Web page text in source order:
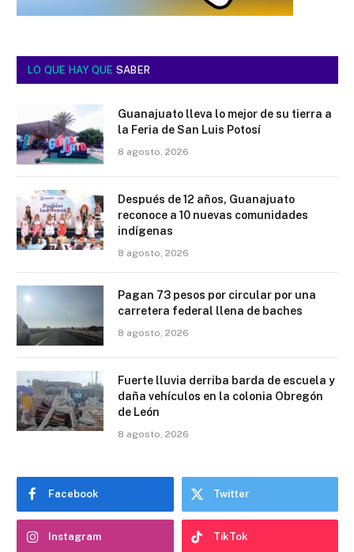
LO QUE HAY QUE SABER
Guanajuato lleva lo mejor de su tierra a
la Feria de San Luis Potosí
8 agosto, 2026
Después de 12 años, Guanajuato
reconoce a 10 nuevas comunidades
indígenas
8 agosto, 2026
Pagan 73 pesos por circular por una
carretera federal llena de baches
8 agosto, 2026
Fuerte lluvia derriba barda de escuela y
daña vehículos en la colonia Obregón
de León
8 agosto, 2026
Facebook Twitter
Instagram TikTok